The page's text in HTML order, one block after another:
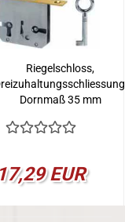
Riegelschloss,
Dornmaß 35 mm
EUR